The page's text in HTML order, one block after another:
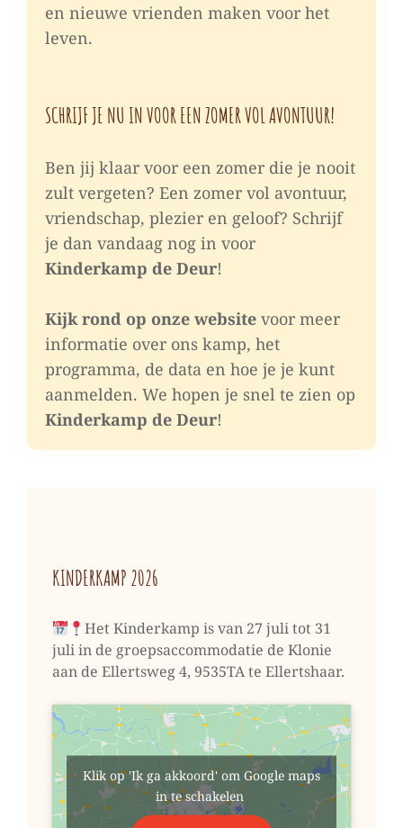
en nieuwe vrienden maken voor het
leven.
SCHRIJF JE NU IN VOOR EEN ZOMER VOL AVONTUUR!
Ben jij klaar voor een zomer die je nooit
zult vergeten? Een zomer vol avontuur,
vriendschap, plezier en geloof? Schrijf
je dan vandaag nog in voor
Kinderkamp de Deur!
Kijk rond op onze website voor meer
informatie over ons kamp, het
programma, de data en hoe je je kunt
aanmelden. We hopen je snel te zien op
Kinderkamp de Deur!
KINDERKAMP 2026
Het Kinderkamp is van 27 juli tot 31
juli in de groepsaccommodatie de Klonie
aan de Ellertsweg 4, 9535TA te Ellertshaar.
Klik op 'Ik ga akkoord' om Google maps
in te schakelen